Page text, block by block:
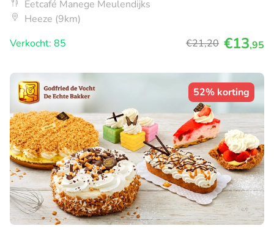
Eetcafé Manege Meulendijks
Heeze (9km)
Verkocht: 85
€21,20 €13,95
52% korting